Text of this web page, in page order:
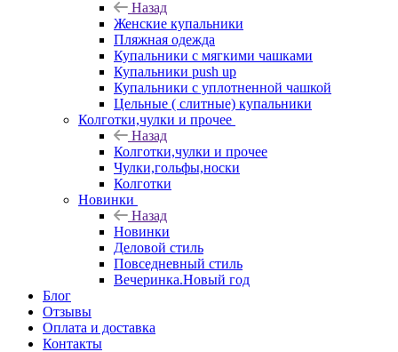
Назад
Женские купальники
Пляжная одежда
Купальники с мягкими чашками
Купальники push up
Купальники с уплотненной чашкой
Цельные ( слитные) купальники
Колготки,чулки и прочее
Назад
Колготки,чулки и прочее
Чулки,гольфы,носки
Колготки
Новинки
Назад
Новинки
Деловой стиль
Повседневный стиль
Вечеринка.Новый год
Блог
Отзывы
Оплата и доставка
Контакты